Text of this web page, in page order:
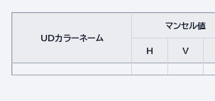
UDカラーネーム
マンセル値
H
V